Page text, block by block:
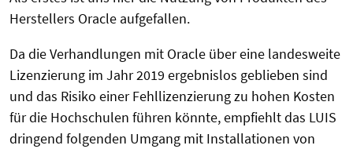
Herstellers Oracle aufgefallen.
Da die Verhandlungen mit Oracle über eine landesweite
Lizenzierung im Jahr 2019 ergebnislos geblieben sind
und das Risiko einer Fehllizenzierung zu hohen Kosten
für die Hochschulen führen könnte, empfiehlt das LUIS
dringend folgenden Umgang mit Installationen von